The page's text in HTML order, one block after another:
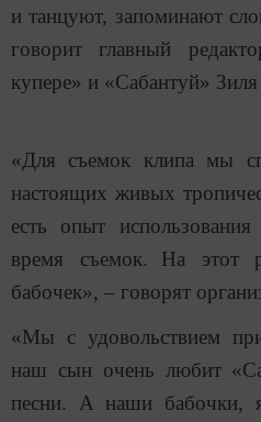
и танцуют, запоминают
говорит главный
купере» и «Сабантуй»
«Для съемок клипа мы
настоящих живых
есть опыт
время съемок.
На этот
бабочек», – говорят
«Мы с удовольствием
наш сын очень любит «
песни. А наши бабочки,